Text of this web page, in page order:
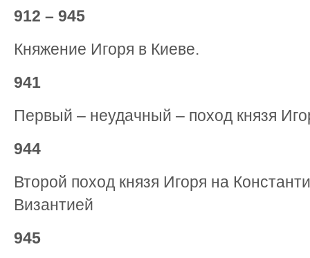
912 – 945
Княжение Игоря в Киеве.
941
Первый – неудачный – поход князя
944
Второй поход князя Игоря на
Византией
945